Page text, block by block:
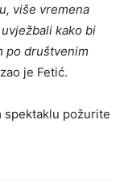
više vremena
kako bi
po društvenim
je Fetić.
spektaklu požurite